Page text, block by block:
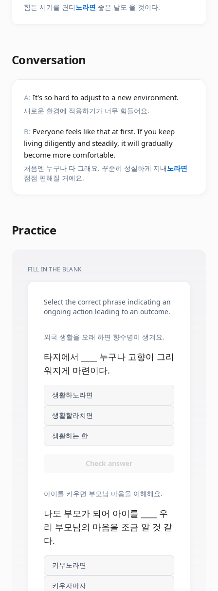
힘든 시기를 견디노라면 좋은 날도 올 것이다.
Conversation
A: It's so hard to adjust to a new environment.
새로운 환경에 적응하기가 너무 힘들어요.
B: Everyone feels like that at first. If you keep
living diligently and steadily, it will gradually
become more comfortable.
처음엔 누구나 다 그래요. 꾸준히 성실하게 지내노라면
점점 편해질 거예요.
Practice
FILL IN THE BLANK
Select the correct phrase indicating an
ongoing action leading to an outcome.
외국 생활을 오래 하면 향수병이 생겨요.
타지에서 ____ 누구나 고향이 그리
워지게 마련이다.
생활하노라면
생활할라치면
생활하는 한
Check answer
아이를 키우면 부모님 마음을 이해해요.
나도 부모가 되어 아이를 ____ 우
리 부모님의 마음을 조금 알 것 같
다.
키우노라면
키우자마자